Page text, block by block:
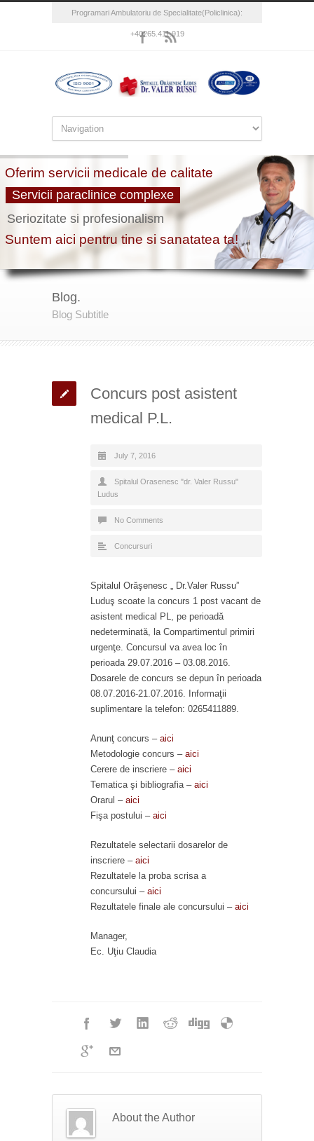
Programari Ambulatoriu de Specialitate(Policlinica):
+40265.411.919
Blog.
Blog Subtitle
Concurs post asistent
medical P.L.
July 7, 2016
Spitalul Orasenesc "dr. Valer Russu"
Ludus
No Comments
Concursuri
Spitalul Orăşenesc „ Dr.Valer Russu”
Luduş scoate la concurs 1 post vacant de
asistent medical PL, pe perioadă
nedeterminată, la Compartimentul primiri
urgenţe. Concursul va avea loc în
perioada 29.07.2016 – 03.08.2016.
Dosarele de concurs se depun în perioada
08.07.2016-21.07.2016. Informaţii
suplimentare la telefon: 0265411889.
Anunţ concurs – aici
Metodologie concurs – aici
Cerere de inscriere – aici
Tematica şi bibliografia – aici
Orarul – aici
Fişa postului – aici
Rezultatele selectarii dosarelor de
inscriere – aici
Rezultatele la proba scrisa a
concursului – aici
Rezultatele finale ale concursului – aici
Manager,
Ec. Uţiu Claudia
About the Author